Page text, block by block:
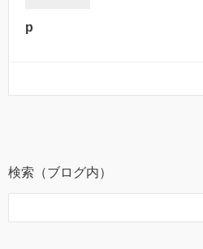
p
検索（ブログ内）